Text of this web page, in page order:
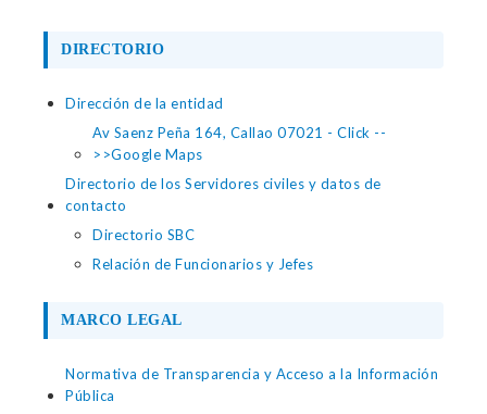
DIRECTORIO
Dirección de la entidad
Av Saenz Peña 164, Callao 07021 - Click --
>>Google Maps
Directorio de los Servidores civiles y datos de
contacto
Directorio SBC
Relación de Funcionarios y Jefes
MARCO LEGAL
Normativa de Transparencia y Acceso a la Información
Pública